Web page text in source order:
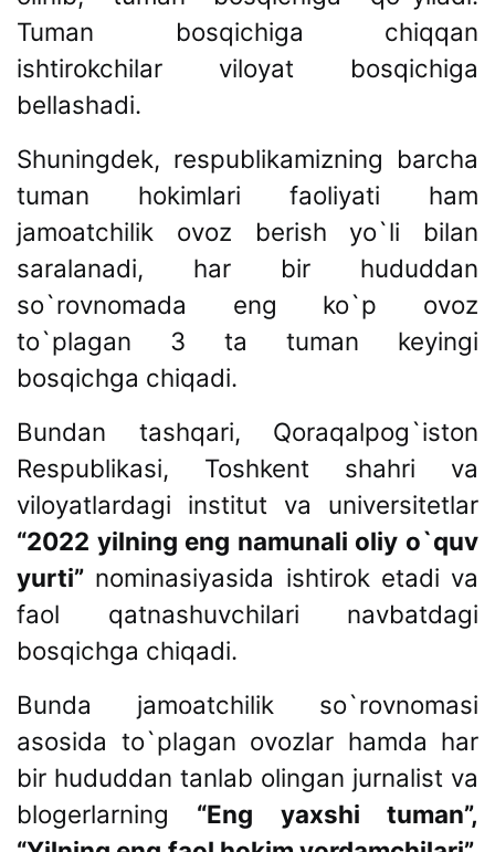
Tuman bosqichiga chiqqan
ishtirokchilar viloyat bosqichiga
bellashadi.
Shuningdek, respublikamizning barcha
tuman hokimlari faoliyati ham
jamoatchilik ovoz berish yo`li bilan
saralanadi, har bir hududdan
so`rovnomada eng ko`p ovoz
to`plagan 3 ta tuman keyingi
bosqichga chiqadi.
Bundan tashqari, Qoraqalpog`iston
Respublikasi, Toshkent shahri va
viloyatlardagi institut va universitetlar
“2022 yilning eng namunali oliy o`quv
yurti” nominasiyasida ishtirok etadi va
faol qatnashuvchilari navbatdagi
bosqichga chiqadi.
Bunda jamoatchilik so`rovnomasi
asosida to`plagan ovozlar hamda har
bir hududdan tanlab olingan jurnalist va
blogerlarning “Eng yaxshi tuman”,